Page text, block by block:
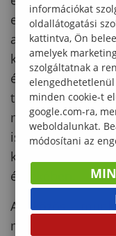
ezt a térséget. A
az egyetem
kreatívipari
értékes szakmai
terem
modernizálását
is kifejezi az
között kialakuló
érdekében.
A közös
megosztani
információkat
oldallátogatási
kattintva, Ön
amelyek
szolgáltatnak a
minden cookie-t
google.com-ra,
weboldalunkat.
módosítani az